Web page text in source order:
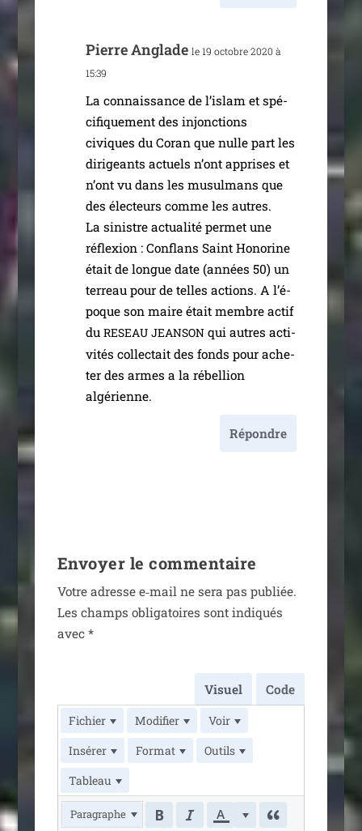
Pierre Anglade le 19 octobre 2020 à
15:39
La connais­sance de l’is­lam et spé­
ci­fi­que­ment des injonc­tions
civiques du Coran que nulle part les
diri­geants actuels n’ont apprises et
n’ont vu dans les musul­mans que
des élec­teurs comme les autres.
La sinistre actua­li­té per­met une
réflexion : Conflans Saint Honorine
était de longue date (années 50) un
ter­reau pour de telles actions. A l’é­
poque son maire était membre actif
du RESEAU JEANSONqui autres acti­
vi­tés col­lec­tait des fonds pour ache­
ter des armes a la rébel­lion
algérienne.
Répondre
Envoyer le commentaire
Votre adresse e‑mail ne sera pas publiée.
Les champs obli­ga­toires sont indi­qués
avec *
Visuel Code
Fichier Modifier
Voir
Insérer
Format
Outils
Tableau
Paragraphe